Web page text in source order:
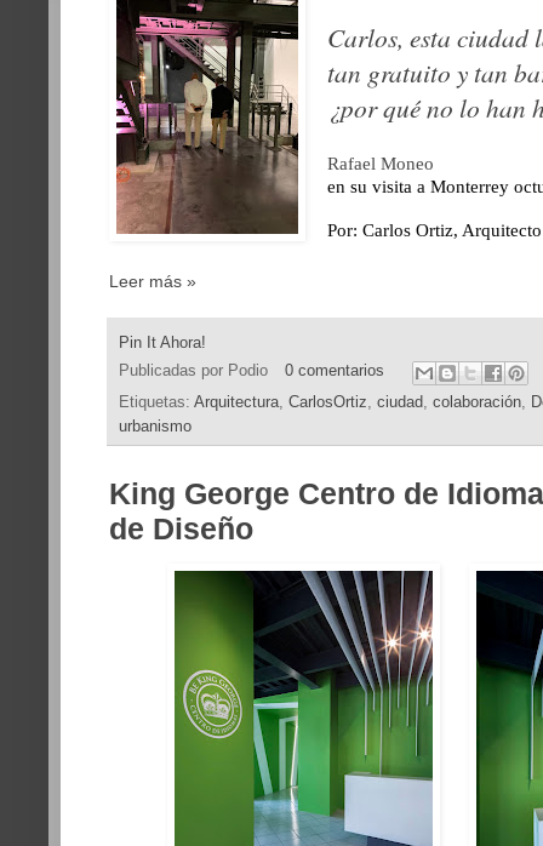
Carlos, esta ciudad
tan gratuito y tan
¿por qué no lo han
Rafael Moneo
en su visita a Monterrey
Por: Carlos Ortiz, Arquitecto
Leer más »
Pin It Ahora!
Publicadas por Podio
0 comentarios
Etiquetas: Arquitectura CarlosOrtiz ciudad colaboración
urbanismo
King George Centro de
de Diseño